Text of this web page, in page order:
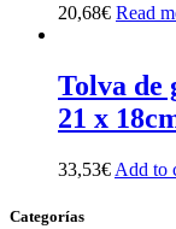
20,68€ Read
Tolva de
21 x
33,53€ Add to
Categorías